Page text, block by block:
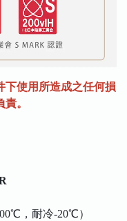
下使用所造成之任何損
。
，耐冷-20℃）